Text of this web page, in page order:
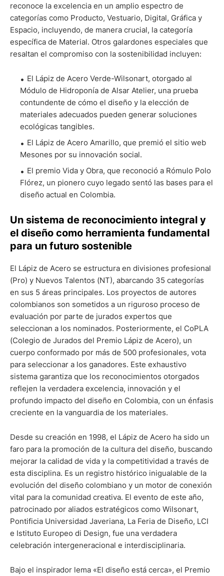
reconoce la excelencia en un amplio espectro de
categorías como Producto, Vestuario, Digital, Gráfica y
Espacio, incluyendo, de manera crucial, la categoría
específica de Material. Otros galardones especiales que
resaltan el compromiso con la sostenibilidad incluyen:
El Lápiz de Acero Verde-Wilsonart, otorgado al
Módulo de Hidroponía de Alsar Atelier, una prueba
contundente de cómo el diseño y la elección de
materiales adecuados pueden generar soluciones
ecológicas tangibles.
El Lápiz de Acero Amarillo, que premió el sitio web
Mesones por su innovación social.
El premio Vida y Obra, que reconoció a Rómulo Polo
Flórez, un pionero cuyo legado sentó las bases para el
diseño actual en Colombia.
Un sistema de reconocimiento integral y
el diseño como herramienta fundamental
para un futuro sostenible
El Lápiz de Acero se estructura en divisiones profesional
(Pro) y Nuevos Talentos (NT), abarcando 35 categorías
en sus 5 áreas principales. Los proyectos de autores
colombianos son sometidos a un riguroso proceso de
evaluación por parte de jurados expertos que
seleccionan a los nominados. Posteriormente, el CoPLA
(Colegio de Jurados del Premio Lápiz de Acero), un
cuerpo conformado por más de 500 profesionales, vota
para seleccionar a los ganadores. Este exhaustivo
sistema garantiza que los reconocimientos otorgados
reflejen la verdadera excelencia, innovación y el
profundo impacto del diseño en Colombia, con un énfasis
creciente en la vanguardia de los materiales.
Desde su creación en 1998, el Lápiz de Acero ha sido un
faro para la promoción de la cultura del diseño, buscando
mejorar la calidad de vida y la competitividad a través de
esta disciplina. Es un registro histórico inigualable de la
evolución del diseño colombiano y un motor de conexión
vital para la comunidad creativa. El evento de este año,
patrocinado por aliados estratégicos como Wilsonart,
Pontificia Universidad Javeriana, La Feria de Diseño, LCI
e Istituto Europeo di Design, fue una verdadera
celebración intergeneracional e interdisciplinaria.
Bajo el inspirador lema «El diseño está cerca», el Premio